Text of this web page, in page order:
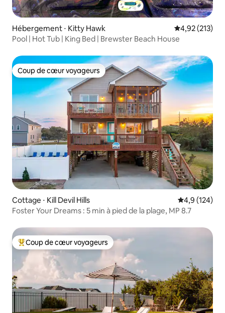
Hébergement ⋅ Kitty Hawk Évaluation
4,92 (213)
Pool | Hot Tub | King Bed | Brewster Beach House
Coup de cœur voyageurs
Coup de cœur voyageurs
Cottage ⋅ Kill Devil Hills Évaluation
4,9 (124)
Foster Your Dreams : 5 min à pied de la plage, MP 8.7
Coups de cœur voyageurs les plus appréciés
Coup de cœur voyageurs